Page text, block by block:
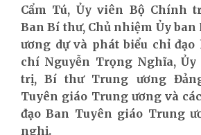
Cẩm Tú, Ủy viên Bộ Chính
Ban Bí thư, Chủ nhiệm Ủy
ương dự và phát biểu chỉ
chí Nguyễn Trọng Nghĩa,
trị, Bí thư Trung ương
Tuyên giáo Trung ương và
đạo Ban Tuyên giáo Trung
nghị.